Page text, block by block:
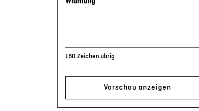
160 Zeichen übrig
Vorschau anzeigen